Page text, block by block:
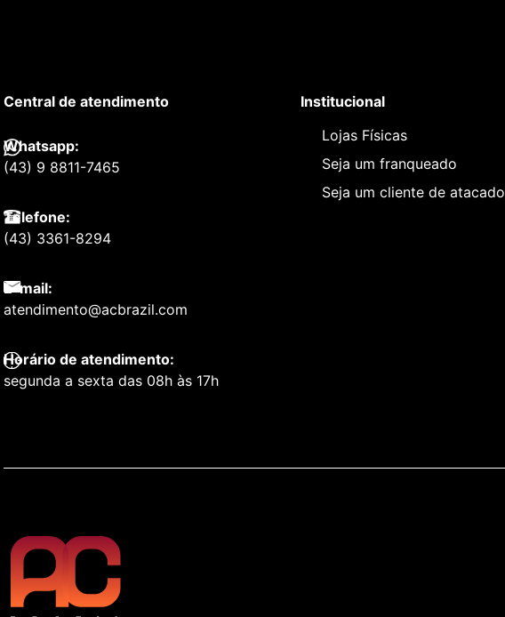
Central de atendimento
Whatsapp:
(43) 9 8811-7465
Telefone:
(43) 3361-8294
E-mail:
atendimento@acbrazil.com
Horário de atendimento:
segunda a sexta das 08h às 17h
Institucional
Lojas Físicas
Seja um franqueado
Seja um cliente de atacado